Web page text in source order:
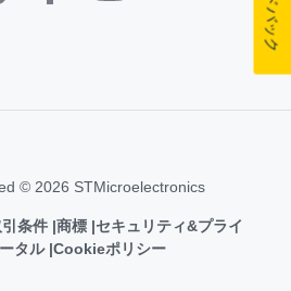
© 2026 STMicroelectronics
条件 商標 セキュリティ&プライ
タル Cookieポリシー